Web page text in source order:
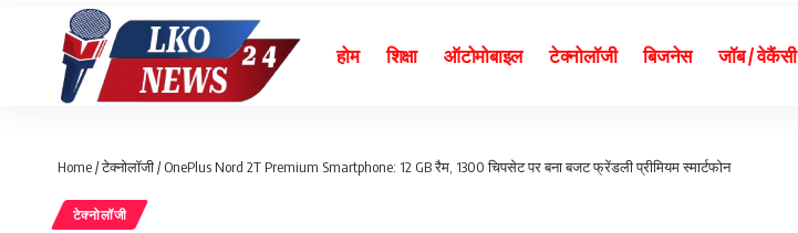
होम शिक्षा ऑटोमोबाइल टेक्नोलॉजी बिजनेस जॉब / वेकैंसी
Home/टेक्नोलॉजी/OnePlus Nord 2T Premium Smartphone: 12 GB रैम, 1300 चिपसेट पर बना बजट फ्रेंडली प्रीमियम स्मार्टफोन
टेक्नोलॉजी